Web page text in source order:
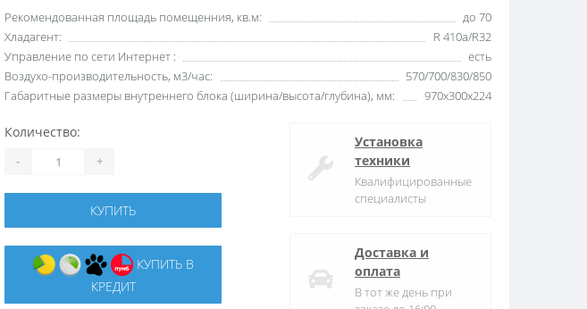
Рекомендованная площадь помещенния, кв.м:
до 70
Хладагент:
R 410a/R32
Управление по сети Интернет :
есть
Воздухо-производительность, м3/час:
570/700/830/850
Габаритные размеры внутреннего блока (ширина/высота/глубина), мм:
970х300х224
Количество:
- +
КУПИТЬ
КУПИТЬ В
КРЕДИТ
Установка
техники
Квалифицированные
специалисты
Доставка и
оплата
В тот же день при